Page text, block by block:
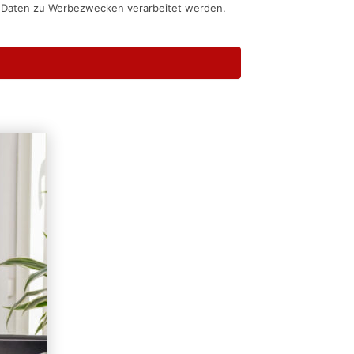
zu Werbezwecken verarbeitet werden.